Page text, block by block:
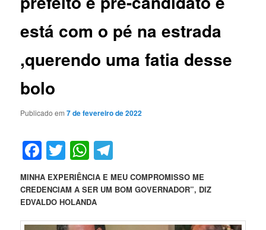
está com o pé na estrada
,querendo uma fatia desse
bolo
Publicado em7 de fevereiro de 2022
Facebook
TwitterWhatsApp
MINHA EXPERIÊNCIA E MEU COMPROMISSO ME
CREDENCIAM A SER UM BOM GOVERNADOR”, DIZ
EDVALDO HOLANDA